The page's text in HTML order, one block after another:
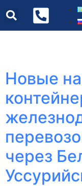
Новые
через